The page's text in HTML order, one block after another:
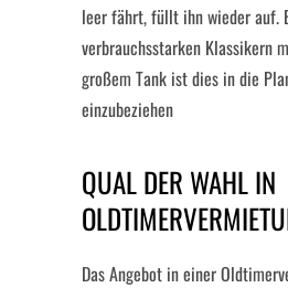
leer fährt, füllt ihn wieder auf.
verbrauchsstarken Klassikern
großem Tank ist dies in die
einzubeziehen
QUAL DER WAHL IN
Das Angebot in einer